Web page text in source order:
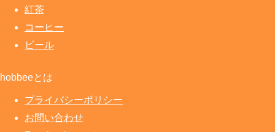
紅茶
コーヒー
ビール
hobbeeとは
プライバシーポリシー
お問い合わせ